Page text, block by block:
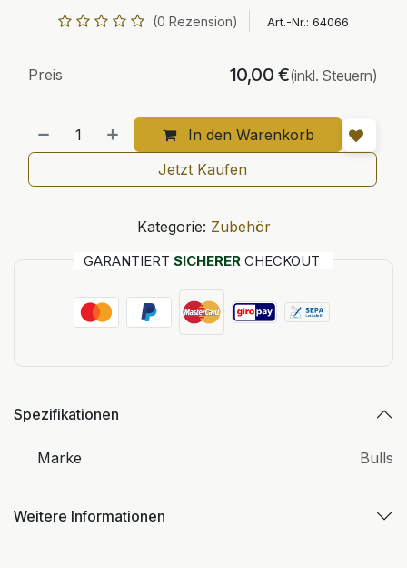
(0 Rezension) Art.-Nr.: 64066
In den Warenkorb
Preis 10,00 €(inkl. Steuern)
Jetzt Kaufen
Kategorie: Zubehör
GARANTIERT SICHERER CHECKOUT
Spezifikationen
Marke Bulls
Weitere Informationen